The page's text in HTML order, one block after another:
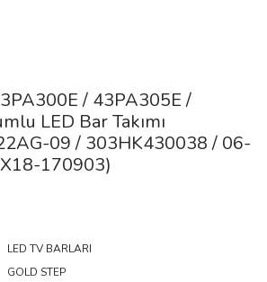
/ 43PA305E /
LED Bar Takımı
09 / 303HK430038 / 06-
170903)
LED TV BARLARI
GOLD STEP